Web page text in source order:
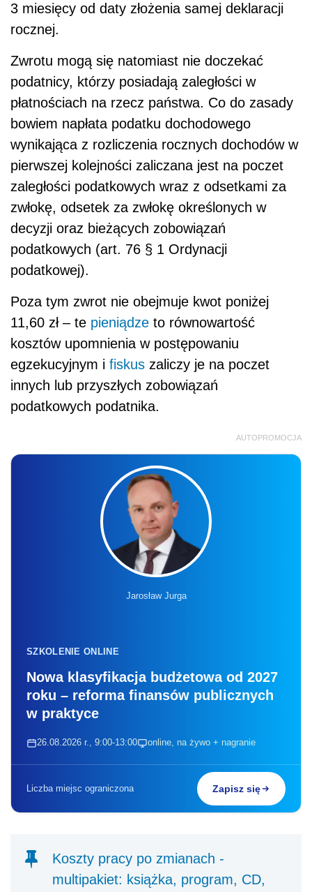
3 miesięcy od daty złożenia samej deklaracji
rocznej.
Zwrotu mogą się natomiast nie doczekać
podatnicy, którzy posiadają zaległości w
płatnościach na rzecz państwa. Co do zasady
bowiem napłata podatku dochodowego
wynikająca z rozliczenia rocznych dochodów w
pierwszej kolejności zaliczana jest na poczet
zaległości podatkowych wraz z odsetkami za
zwłokę, odsetek za zwłokę określonych w
decyzji oraz bieżących zobowiązań
podatkowych (art. 76 § 1 Ordynacji
podatkowej).
Poza tym zwrot nie obejmuje kwot poniżej
11,60 zł – te pieniądze to równowartość
kosztów upomnienia w postępowaniu
egzekucyjnym i fiskus zaliczy je na poczet
innych lub przyszłych zobowiązań
podatkowych podatnika.
AUTOPROMOCJA
Jarosław Jurga
SZKOLENIE ONLINE
Nowa klasyfikacja budżetowa od 2027
roku – reforma finansów publicznych
w praktyce
26.08.2026 r., 9:00-13:00 online, na żywo + nagranie
Liczba miejsc ograniczona Zapisz się
Koszty pracy po zmianach -
multipakiet: książka, program, CD,